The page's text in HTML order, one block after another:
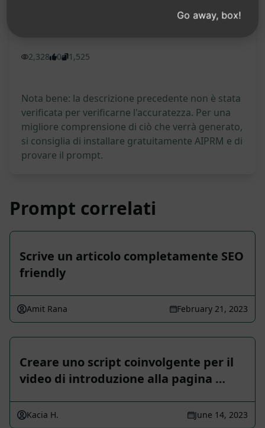
2,328 0 1,525
Nota bene: la descrizione precedente non è stata
verificata per verificarne l'accuratezza. Per una
migliore comprensione di ciò che verrà generato,
si consiglia di installare gratuitamente AIPRM e di
provare il prompt.
Prompt correlati
Scrive un articolo completamente SEO
friendly
Amit Rana February 21, 2023
Creare uno script coinvolgente per il
video di introduzione alla pagina …
Kacia H. June 14, 2023
Go away, box!